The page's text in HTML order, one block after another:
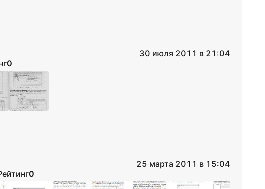
30 июля 2011 в 21:04
0
25 марта 2011 в 15:04
0